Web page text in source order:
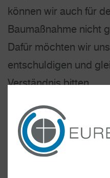
können wir auch für
Baumaßnahme nicht
Dafür möchten wir
entschuldigen und
Verständnis bitten.
UNSERE
ÜBERBLICK